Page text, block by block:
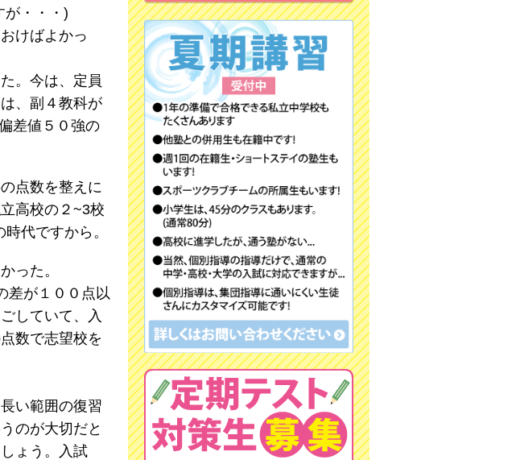
が・・・)
けばよかっ
。今は、定員
、副４教科が
差値５０強の
点数を整えに
高校の２~3校
代ですから。
った。
が１００点以
していて、入
数で志望校を
い範囲の復習
のが大切だと
ょう。入試